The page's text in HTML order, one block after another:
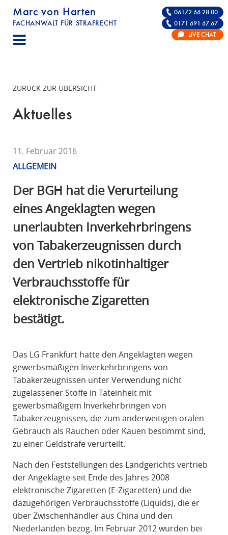
Marc von Harten
FACHANWALT FÜR STRAFRECHT
STRAFRECHT | RECHTSANWALT FÜR DIE
06172 66 28 00
0171 691 67 67
LIVE CHAT
ZURÜCK ZUR ÜBERSICHT
Aktuelles
11. Februar 2016
ALLGEMEIN
Der BGH hat die Verurteilung
eines Angeklagten wegen
unerlaubten Inverkehrbringens
von Tabakerzeugnissen durch
den Vertrieb nikotinhaltiger
Verbrauchsstoffe für
elektronische Zigaretten
bestätigt.
Das LG Frankfurt hatte den Angeklagten wegen
gewerbsmäßigen Inverkehrbringens von
Tabakerzeugnissen unter Verwendung nicht
zugelassener Stoffe in Tateinheit mit
gewerbsmäßigem Inverkehrbringen von
Tabakerzeugnissen, die zum anderweitigen oralen
Gebrauch als Rauchen oder Kauen bestimmt sind,
zu einer Geldstrafe verurteilt.
Nach den Feststellungen des Landgerichts vertrieb
der Angeklagte seit Ende des Jahres 2008
elektronische Zigaretten (E-Zigaretten) und die
dazugehörigen Verbrauchsstoffe (Liquids), die er
über Zwischenhändler aus China und den
Niederlanden bezog. Im Februar 2012 wurden bei